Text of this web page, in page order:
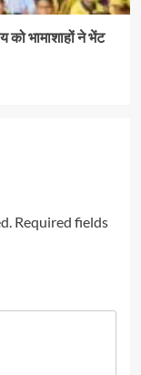
को भामाशाहों ने भेंट
Required fields